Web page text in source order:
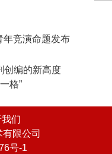
年竞演命题发布
创编的新高度
格”
们
限公司
号-1